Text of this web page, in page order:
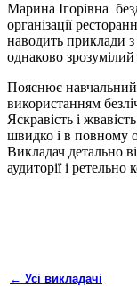
Марина Ігорівна
організації
наводить приклади
однаково
Пояснює навчальний
використанням
Яскравість і
швидко і в повному
Викладач детально
аудиторії і ретельно
← Усі викладачі